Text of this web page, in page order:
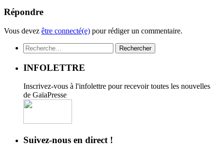
Répondre
Vous devez être connecté(e) pour rédiger un commentaire.
Rechercher :
INFOLETTRE
Inscrivez-vous à l'infolettre pour recevoir toutes les nouvelles
de GaïaPresse
Suivez-nous en direct !